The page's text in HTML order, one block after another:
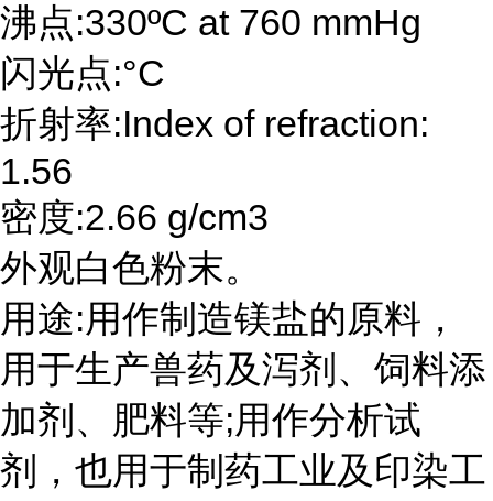
沸点:330ºC at 760 mmHg
闪光点:°C
折射率:Index of refraction:
1.56
密度:2.66 g/cm3
外观白色粉末。
用途:用作制造镁盐的原料，
用于生产兽药及泻剂、饲料添
加剂、肥料等;用作分析试
剂，也用于制药工业及印染工